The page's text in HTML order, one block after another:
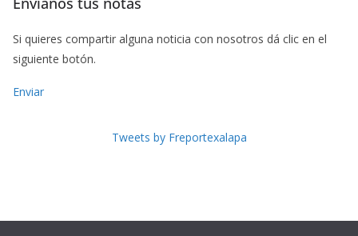
Si quieres compartir alguna noticia con nosotros dá clic en el
siguiente botón.
Enviar
Tweets by Freportexalapa